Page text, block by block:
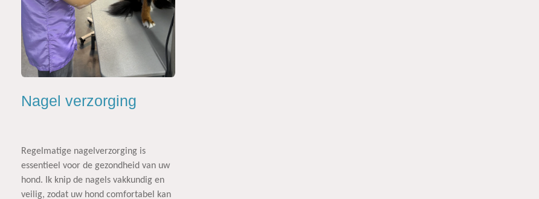
Nagel verzorging
Regelmatige nagelverzorging is
essentieel voor de gezondheid van uw
hond. Ik knip de nagels vakkundig en
veilig, zodat uw hond comfortabel kan